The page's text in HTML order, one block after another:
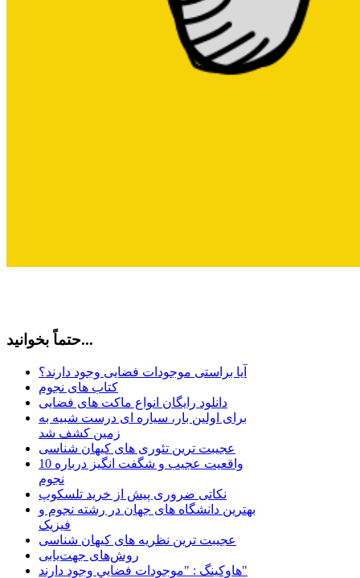
حتماً بخوانید...
آیا براستی موجودات فضایی وجود دارند؟
کتاب های نجوم
دانلود رایگان انواع ماکت های فضایی
برای اولین بار، سیاره ای درست شبیه به
زمین کشف شد
عجیبت ترین تئوری های کیهان شناسی
10 واقعیت عجیب و شگفت انگیز درباره
نجوم
نکاتی ضروری پیش از خرید تلسکوپ
بهترین دانشگاه های جهان در رشته نجوم و
فیزیک
عجیبت ترین نظریه های کیهان شناسی
روش‌های جهت‌یابی
هاوكينگ : "موجودات فضايي وجود دارند"